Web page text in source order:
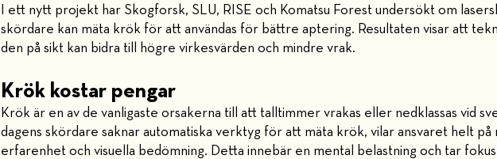
I ett nytt projekt har Skogforsk, SLU, RISE och Komatsu Forest undersökt om
skördare kan mäta krök för att användas för bättre aptering. Resultaten visar att
den på sikt kan bidra till högre virkesvärden och mindre vrak.
Krök kostar pengar
Krök är en av de vanligaste orsakerna till att talltimmer vrakas eller nedklassas vid
dagens skördare saknar automatiska verktyg för att mäta krök, vilar ansvaret helt på
erfarenhet och visuella bedömning. Detta innebär en mental belastning och tar